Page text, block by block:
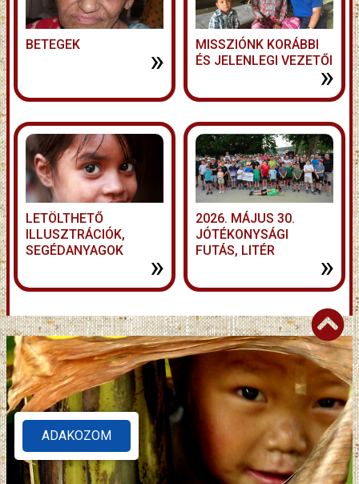
BETEGEK »
MISSZIÓNK KORÁBBI
ÉS JELENLEGI VEZETŐI
»
LETÖLTHETŐ
ILLUSZTRÁCIÓK,
SEGÉDANYAGOK
»
2026. MÁJUS 30.
JÓTÉKONYSÁGI
FUTÁS, LITÉR
»
ADAKOZOM